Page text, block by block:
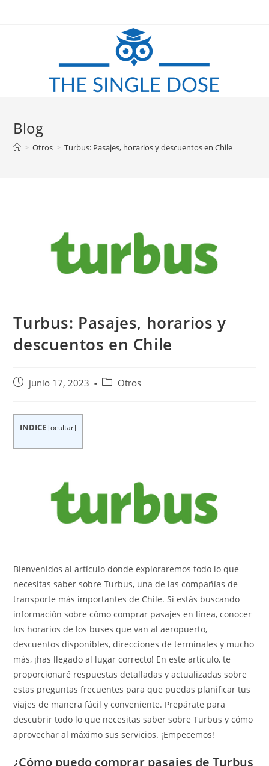
Blog
> Otros > Turbus: Pasajes, horarios y descuentos en Chile
Turbus: Pasajes, horarios y
descuentos en Chile
Publicación
junio 17, 2023
Categoría
Otros
INDICE [ocultar]
Bienvenidos al artículo donde exploraremos todo lo que
necesitas saber sobre Turbus, una de las compañías de
transporte más importantes de Chile. Si estás buscando
información sobre cómo comprar pasajes en línea, conocer
los horarios de los buses que van al aeropuerto,
descuentos disponibles, direcciones de terminales y mucho
más, ¡has llegado al lugar correcto! En este artículo, te
proporcionaré respuestas detalladas y actualizadas sobre
estas preguntas frecuentes para que puedas planificar tus
viajes de manera fácil y conveniente. Prepárate para
descubrir todo lo que necesitas saber sobre Turbus y cómo
aprovechar al máximo sus servicios. ¡Empecemos!
¿Cómo puedo comprar pasajes de Turbus